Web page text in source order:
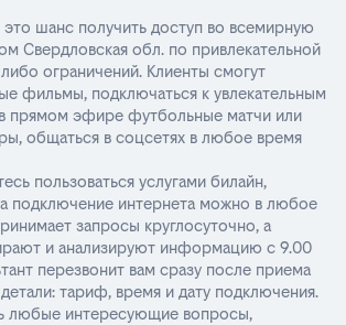
это шанс получить доступ во всемирную
Свердловская обл. по привлекательной
ограничений. Клиенты смогут
фильмы, подключаться к увлекательным
прямом эфире футбольные матчи или
общаться в соцсетях в любое время
пользоваться услугами билайн,
подключение интернета можно в любое
запросы круглосуточно, а
и анализируют информацию с 9.00
перезвонит вам сразу после приема
тариф, время и дату подключения.
любые интересующие вопросы,